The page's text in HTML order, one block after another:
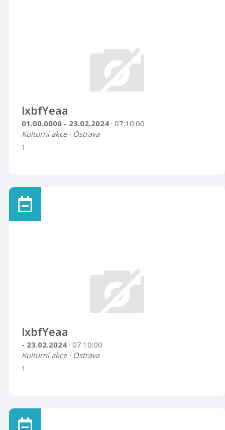
lxbfYeaa
01.00.0000 - 23.02.2024 · 07:10:00
Kulturní akce · Ostrava
1
lxbfYeaa
- 23.02.2024 · 07:10:00
Kulturní akce · Ostrava
1